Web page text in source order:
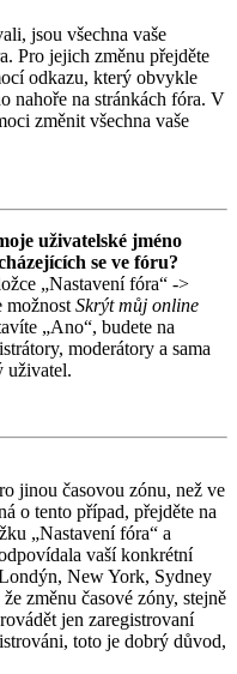
jsou všechna vaše
Pro jejich změnu přejděte
odkazu, který obvykle
nahoře na stránkách fóra. V
změnit všechna vaše
uživatelské jméno
se ve fóru?
„Nastavení fóra“ ->
možnost Skrýt můj online
„Ano“, budete na
moderátory a sama
uživatel.
jinou časovou zónu, než ve
o tento případ, přejděte na
„Nastavení fóra“ a
vaší konkrétní
New York, Sydney
změnu časové zóny, stejně
jen zaregistrovaní
toto je dobrý důvod,